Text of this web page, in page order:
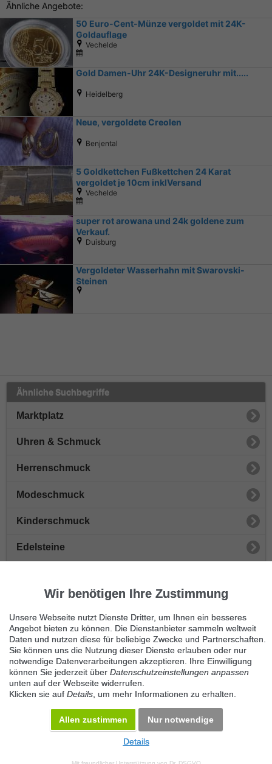
Ähnliche Angebote:
50 Euro-Cent-Münze vergoldet mit 24K-
Goldauflage
Vechelde
Gold Damen-Uhr 24K-Designeruhr mit.....
Heidelberg
Neue, vergoldete Creolen
Benjental
5 Goldkettchen Fußkettchen 24 Karat
vergoldet je 10cm inklVersand
Vechelde
super rot arowana und 24k goldene zum
Verkauf.
Duisburg
Vergoldeter Wasserhahn mit Swarovski-
Steinen
Ähnliche Suchbegriffe
Marktplatz
Uhren & Schmuck
Herrenschmuck
Modeschmuck
Kinderschmuck
Edelsteine
Goldschmuck
Perlenschmuck
Silberschmuck
Sonstiger Schmuck
Wir benötigen Ihre Zustimmung
Unsere Webseite nutzt Dienste Dritter, um Ihnen ein besseres
Angebot bieten zu können. Die Dienstanbieter sammeln weltweit
Daten und nutzen diese für beliebige Zwecke und Partnerschaften.
Sie können uns die Nutzung dieser Dienste erlauben oder nur
notwendige Datenverarbeitungen akzeptieren. Ihre Einwilligung
können Sie jederzeit über Datenschutzeinstellungen anpassen
unten auf der Webseite widerrufen.
Klicken sie auf Details , um mehr Informationen zu erhalten.
Allen zustimmen Nur notwendige
Details